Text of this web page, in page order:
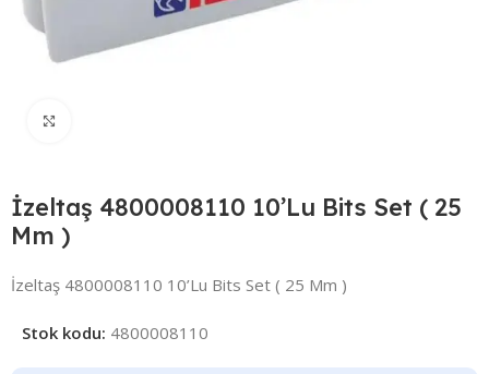
İzeltaş 4800008110 10’Lu Bits Set ( 25
Mm )
İzeltaş 4800008110 10’Lu Bits Set ( 25 Mm )
Stok kodu: 4800008110